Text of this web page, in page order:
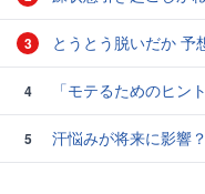
3 とうとう脱いだか 予
4 「モテるためのヒン
5
汗悩みが将来に影響